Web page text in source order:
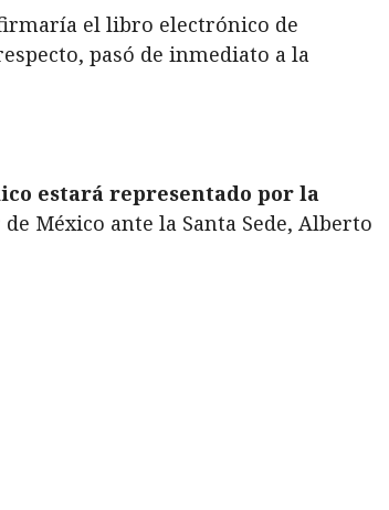
el libro electrónico de
pasó de inmediato a la
estará representado por la
México ante la Santa Sede, Alberto